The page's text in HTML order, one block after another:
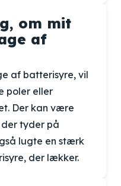
om mit
af
af batterisyre, vil
poler eller
Der kan være
tyder på
lugte en stærk
der lækker.